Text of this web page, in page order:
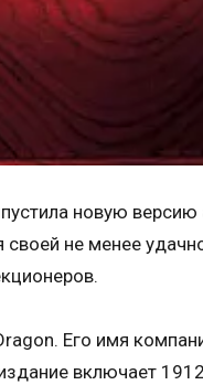
новую версию
не менее
Его имя
включает